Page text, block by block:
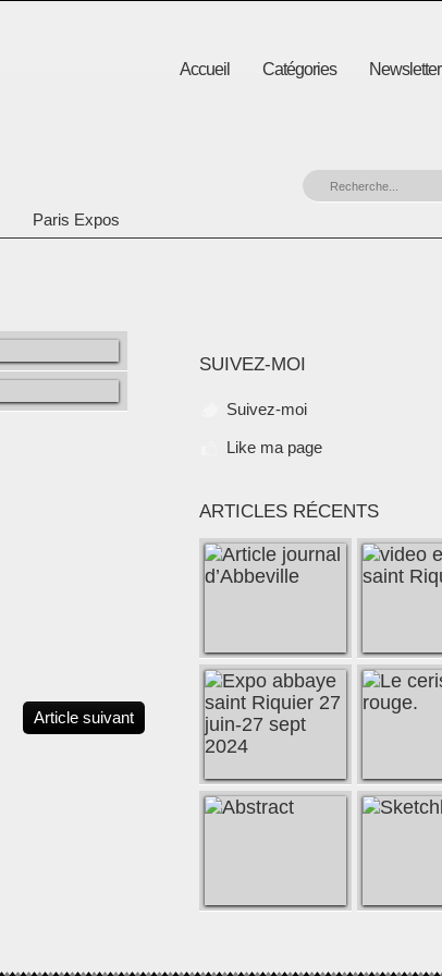
Accueil Catégories Newsletter
Paris Expos
Article suivant
SUIVEZ-MOI
Suivez-moi
Like ma page
ARTICLES RÉCENTS